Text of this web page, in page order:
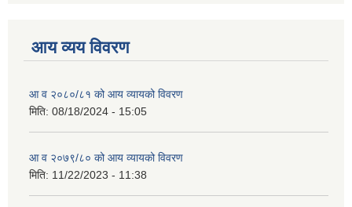
आय व्यय विवरण
आ व २०८०/८१ को आय व्यायको विवरण
मिति: 08/18/2024 - 15:05
आ व २०७९/८० को आय व्यायको विवरण
मिति: 11/22/2023 - 11:38